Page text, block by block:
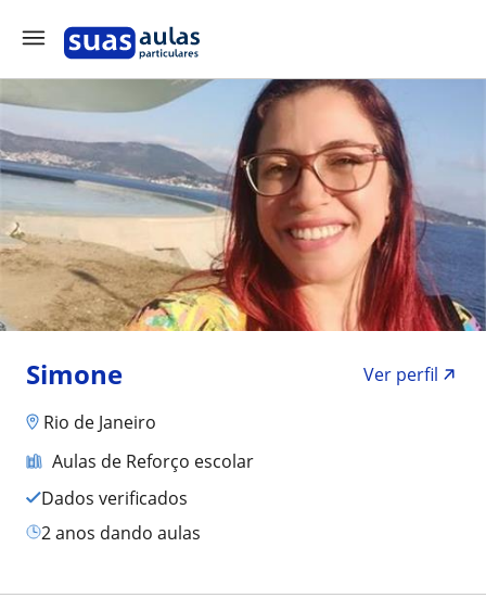
Simone
Ver perfil
Rio de Janeiro
Aulas de Reforço escolar
Dados verificados
2 anos dando aulas